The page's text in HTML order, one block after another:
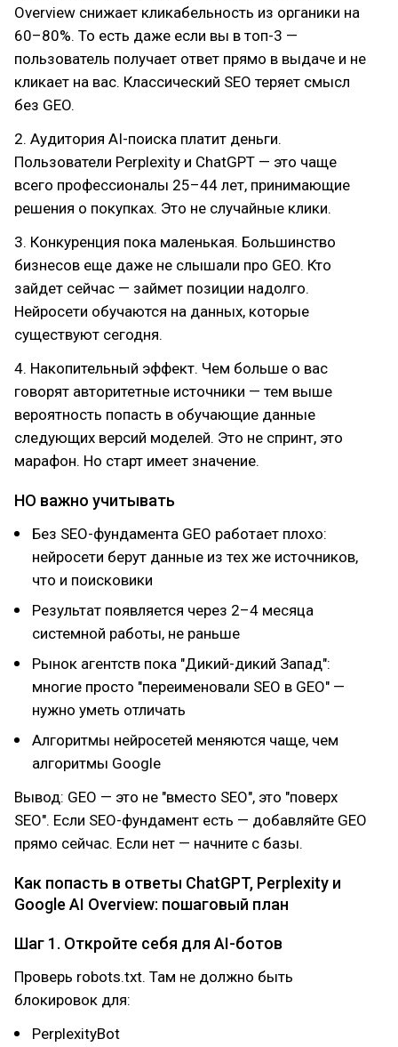
Overview снижает кликабельность из органики на
60–80%. То есть даже если вы в топ-3 —
пользователь получает ответ прямо в выдаче и не
кликает на вас. Классический SEO теряет смысл
без GEO.
2. Аудитория AI-поиска платит деньги.
Пользователи Perplexity и ChatGPT — это чаще
всего профессионалы 25–44 лет, принимающие
решения о покупках. Это не случайные клики.
3. Конкуренция пока маленькая. Большинство
бизнесов еще даже не слышали про GEO. Кто
зайдет сейчас — займет позиции надолго.
Нейросети обучаются на данных, которые
существуют сегодня.
4. Накопительный эффект. Чем больше о вас
говорят авторитетные источники — тем выше
вероятность попасть в обучающие данные
следующих версий моделей. Это не спринт, это
марафон. Но старт имеет значение.
НО важно учитывать
Без SEO-фундамента GEO работает плохо:
нейросети берут данные из тех же источников,
что и поисковики
Результат появляется через 2–4 месяца
системной работы, не раньше
Рынок агентств пока "Дикий-дикий Запад":
многие просто "переименовали SEO в GEO" —
нужно уметь отличать
Алгоритмы нейросетей меняются чаще, чем
алгоритмы Google
Вывод: GEO — это не "вместо SEO", это "поверх
SEO". Если SEO-фундамент есть — добавляйте GEO
прямо сейчас. Если нет — начните с базы.
Как попасть в ответы ChatGPT, Perplexity и
Google AI Overview: пошаговый план
Шаг 1. Откройте себя для AI-ботов
Проверь robots.txt. Там не должно быть
блокировок для:
PerplexityBot